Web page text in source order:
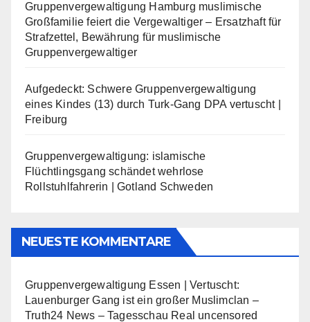
Gruppenvergewaltigung Hamburg muslimische
Großfamilie feiert die Vergewaltiger – Ersatzhaft für
Strafzettel, Bewährung für muslimische
Gruppenvergewaltiger
Aufgedeckt: Schwere Gruppenvergewaltigung
eines Kindes (13) durch Turk-Gang DPA vertuscht |
Freiburg
Gruppenvergewaltigung: islamische
Flüchtlingsgang schändet wehrlose
Rollstuhlfahrerin | Gotland Schweden
NEUESTE KOMMENTARE
Gruppenvergewaltigung Essen | Vertuscht:
Lauenburger Gang ist ein großer Muslimclan –
Truth24 News – Tagesschau Real uncensored